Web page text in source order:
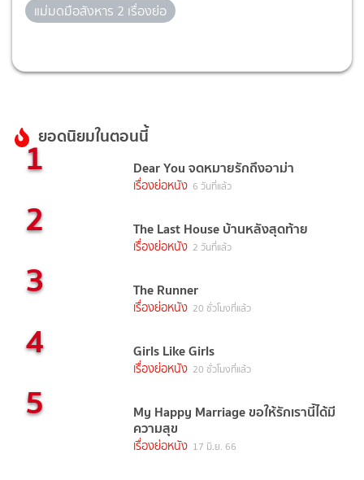
แม่มดมือสังหาร 2 เรื่องย่อ
ยอดนิยมในตอนนี้
1 Dear You จดหมายรักถึงอาม่า
เรื่องย่อหนัง 6 วันที่แล้ว
2 The Last House บ้านหลังสุดท้าย
เรื่องย่อหนัง 2 วันที่แล้ว
3 The Runner
เรื่องย่อหนัง 20 ชั่วโมงที่แล้ว
4 Girls Like Girls
เรื่องย่อหนัง 20 ชั่วโมงที่แล้ว
5 My Happy Marriage ขอให้รักเรานี้ได้มี
ความสุข
เรื่องย่อหนัง 17 มิ.ย. 66